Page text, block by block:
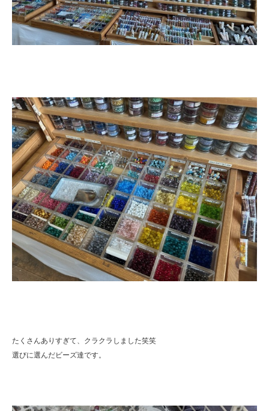
たくさんありすぎて、クラクラしました笑笑
選びに選んだビーズ達です。